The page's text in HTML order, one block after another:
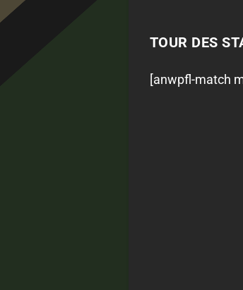
TOUR DES
[anwpfl-match